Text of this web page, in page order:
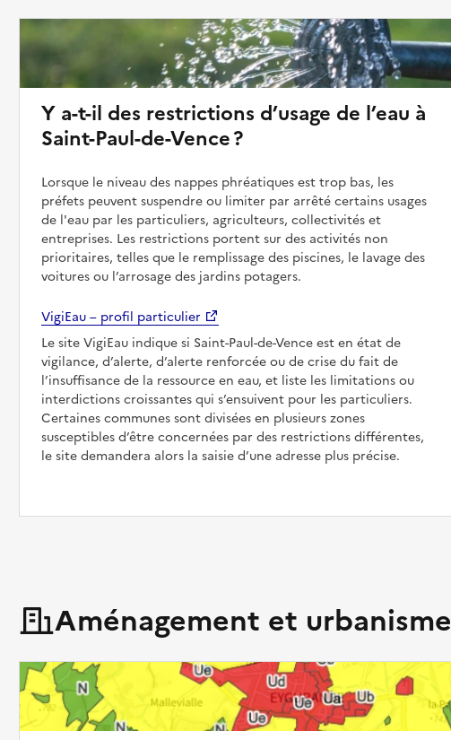
Y a-t-il des restrictions d’usage de l’eau à
Saint-Paul-de-Vence ?
Lorsque le niveau des nappes phréatiques est trop bas, les
préfets peuvent suspendre ou limiter par arrêté certains usages
de l'eau par les particuliers, agriculteurs, collectivités et
entreprises. Les restrictions portent sur des activités non
prioritaires, telles que le remplissage des piscines, le lavage des
voitures ou l’arrosage des jardins potagers.
VigiEau – profil particulier
Le site VigiEau indique si Saint-Paul-de-Vence est en état de
vigilance, d’alerte, d’alerte renforcée ou de crise du fait de
l’insuffisance de la ressource en eau, et liste les limitations ou
interdictions croissantes qui s’ensuivent pour les particuliers.
Certaines communes sont divisées en plusieurs zones
susceptibles d’être concernées par des restrictions différentes,
le site demandera alors la saisie d’une adresse plus précise.
Aménagement et urbanisme